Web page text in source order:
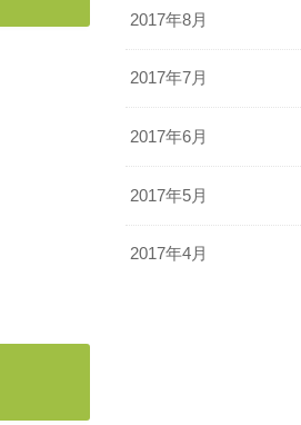
2017年8月
2017年7月
2017年6月
2017年5月
2017年4月